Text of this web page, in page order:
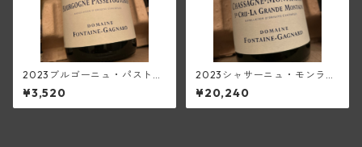
2023ブルゴーニュ・パストゥ
グラン(フォンテーヌ・ガニャ
ール)
¥3,520
2023シャサーニュ・モンラッ
シェ1級ラ・グランド・モンタ
ーニュ・ブラン(フォンテー
ヌ・ガニャール)
¥20,240